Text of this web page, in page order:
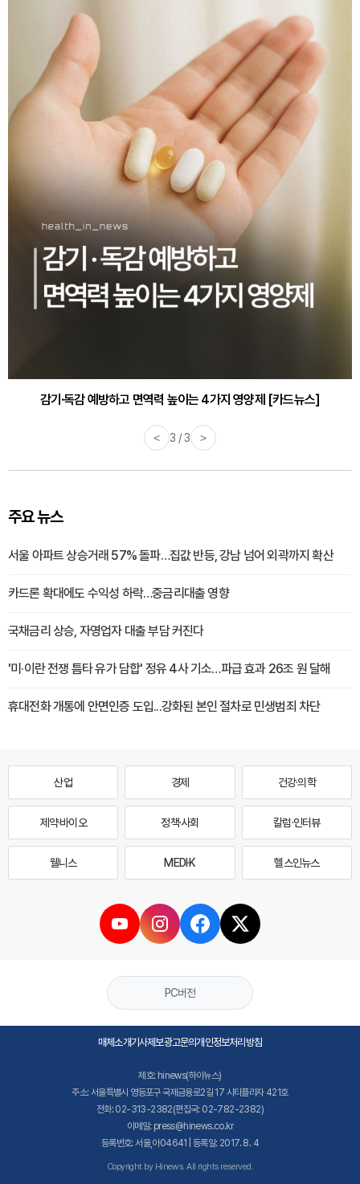
감기·독감 예방하고 면역력 높이는 4가지 영양제 [카드뉴스]
< 3 / 3 >
주요 뉴스
서울 아파트 상승거래 57% 돌파…집값 반등, 강남 넘어 외곽까지 확산
카드론 확대에도 수익성 하락…중금리대출 영향
국채금리 상승, 자영업자 대출 부담 커진다
'미·이란 전쟁 틈타 유가 담합' 정유 4사 기소…파급 효과 26조 원 달해
휴대전화 개통에 안면인증 도입...강화된 본인 절차로 민생범죄 차단
산업 경제 건강·의학
제약·바이오 정책·사회 칼럼·인터뷰
웰니스 MEDI·K 헬스인뉴스
PC버전
매체소개기사제보광고문의개인정보처리방침
제호: hinews(하이뉴스)
주소: 서울특별시 영등포구 국제금융로2길 17 시티플라자 421호
전화: 02-313-2382(편집국: 02-782-2382)
이메일: press@hinews.co.kr
등록번호: 서울,아04641 | 등록일: 2017. 8. 4
Copyright by Hinews. All rights reserved.